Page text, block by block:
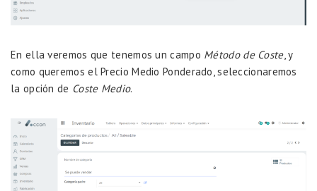
En ella veremos que tenemos un campo Método de Coste, y
como queremos el Precio Medio Ponderado, seleccionaremos
la opción de Coste Medio.